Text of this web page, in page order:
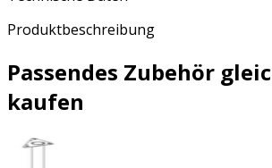
Produktbeschreibung
Passendes Zubehör
kaufen